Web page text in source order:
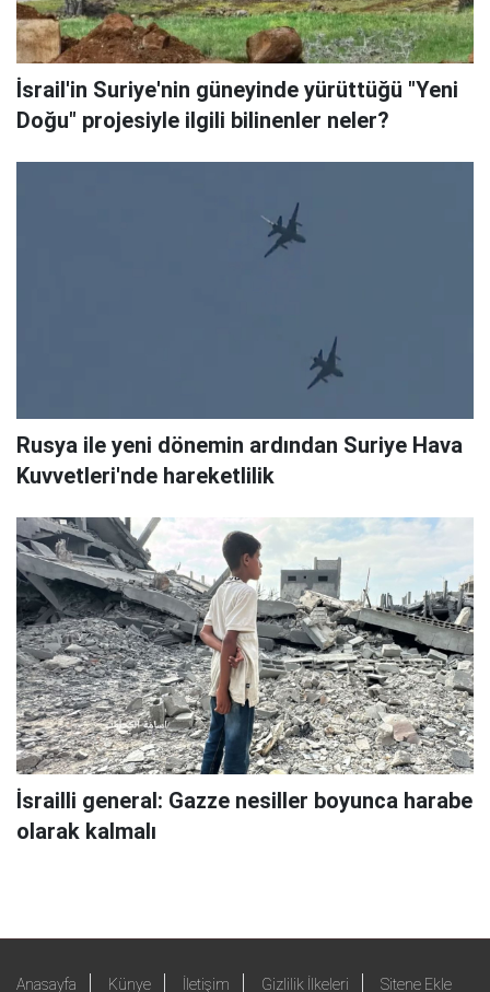
İsrail'in Suriye'nin güneyinde yürüttüğü "Yeni
Doğu" projesiyle ilgili bilinenler neler?
Rusya ile yeni dönemin ardından Suriye Hava
Kuvvetleri'nde hareketlilik
İsrailli general: Gazze nesiller boyunca harabe
olarak kalmalı
Anasayfa Künye İletişim Gizlilik İlkeleri Sitene Ekle